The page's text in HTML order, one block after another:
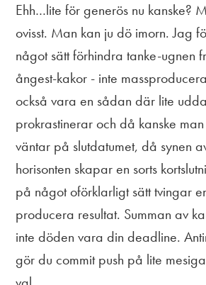
Ehh…lite för generös nu kanske?
ovisst. Man kan ju dö imorn. Jag
något sätt förhindra tanke-ugnen
ångest-kakor - inte
också vara en sådan där lite
prokrastinerar och då kanske
väntar på slutdatumet, då synen
horisonten skapar en sorts
på något oförklarligt sätt tvingar
producera resultat. Summan av
inte döden vara din deadline.
gör du commit push på lite